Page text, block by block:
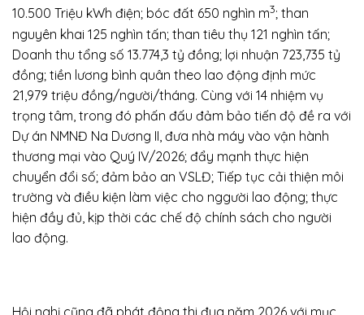
10.500 Triệu kWh điện; bóc đất 650 nghìn m3; than
nguyên khai 125 nghìn tấn; than tiêu thụ 121 nghìn tấn;
Doanh thu tổng số 13.774,3 tỷ đồng; lợi nhuận 723,735 tỷ
đồng; tiền lương bình quân theo lao động định mức
21,979 triệu đồng/người/tháng. Cùng với 14 nhiệm vụ
trọng tâm, trong đó phấn đấu đảm bảo tiến độ đề ra với
Dự án NMNĐ Na Dương II, đưa nhà máy vào vận hành
thương mại vào Quý IV/2026; đẩy mạnh thực hiện
chuyển đổi số; đảm bảo an VSLĐ; Tiếp tục cải thiện môi
trường và điều kiện làm việc cho nggười lao động; thực
hiện đầy đủ, kịp thời các chế độ chính sách cho người
lao động.